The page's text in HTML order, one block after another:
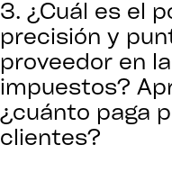
3. ¿Cuál es el
precisión y
proveedor en
impuestos?
¿cuánto paga
clientes?